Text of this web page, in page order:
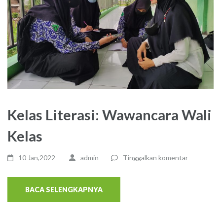
Kelas Literasi: Wawancara Wali
Kelas
10 Jan,2022 admin Tinggalkan komentar
BACA SELENGKAPNYA